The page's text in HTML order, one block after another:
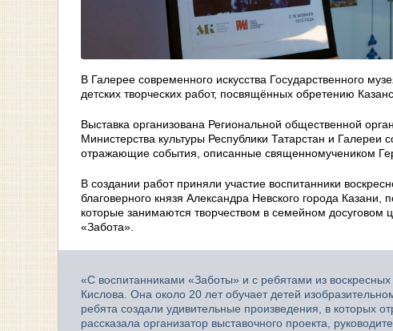
В Галерее современного искусства Государственного
детских творческих работ, посвящённых обретению
Выставка организована Региональной общественной
Министерства культуры Республики Татарстан и Галереи
отражающие события, описанные священномучеником
В создании работ приняли участие воспитанники
благоверного князя Александра Невского города
которые занимаются творчеством в семейном
«Забота».
«С воспитанниками «Заботы» и с ребятами из
Кислова. Она около 20 лет обучает детей
ребята создали удивительные произведения, в которых
рассказала организатор выставочного проекта,